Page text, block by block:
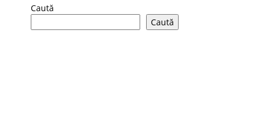
Caută
Caută